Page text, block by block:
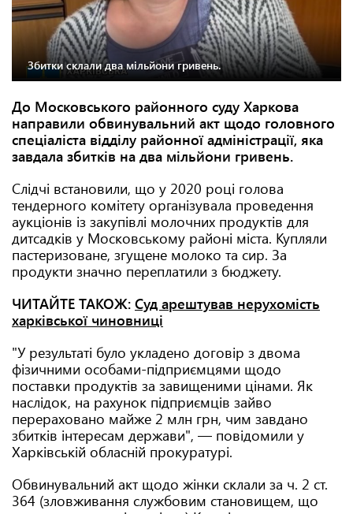
Збитки склали два мільйони гривень.
До Московського районного суду Харкова
направили обвинувальний акт щодо головного
спеціаліста відділу районної адміністрації, яка
завдала збитків на два мільйони гривень.
Слідчі встановили, що у 2020 році голова
тендерного комітету організувала проведення
аукціонів із закупівлі молочних продуктів для
дитсадків у Московському районі міста. Купляли
пастеризоване, згущене молоко та сир. За
продукти значно переплатили з бюджету.
ЧИТАЙТЕ ТАКОЖ: Суд арештував нерухомість
харківської чиновниці
"У результаті було укладено договір з двома
фізичними особами-підприємцями щодо
поставки продуктів за завищеними цінами. Як
наслідок, на рахунок підприємців зайво
перераховано майже 2 млн грн, чим завдано
збитків інтересам держави", — повідомили у
Харківській обласній прокуратурі.
Обвинувальний акт щодо жінки склали за ч. 2 ст.
364 (зловживання службовим становищем, що